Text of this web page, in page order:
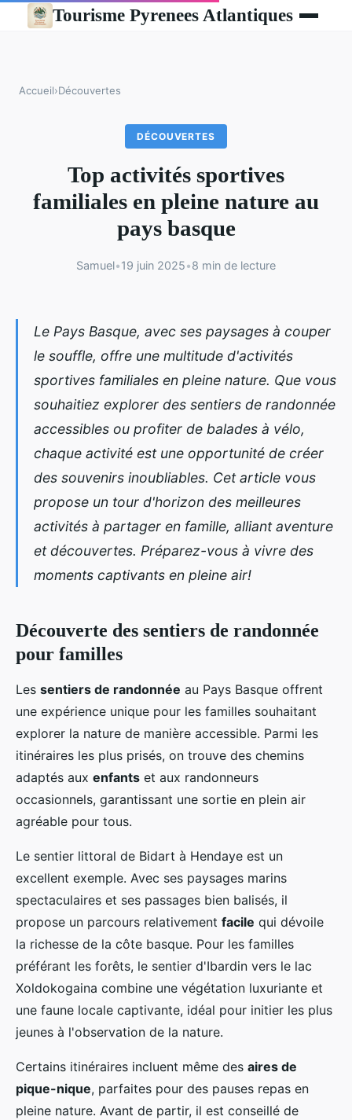
Tourisme Pyrenees Atlantiques
Accueil›Découvertes
DÉCOUVERTES
Top activités sportives
familiales en pleine nature au
pays basque
Samuel•19 juin 2025•8 min de lecture
Le Pays Basque, avec ses paysages à couper
le souffle, offre une multitude d'activités
sportives familiales en pleine nature. Que vous
souhaitiez explorer des sentiers de randonnée
accessibles ou profiter de balades à vélo,
chaque activité est une opportunité de créer
des souvenirs inoubliables. Cet article vous
propose un tour d'horizon des meilleures
activités à partager en famille, alliant aventure
et découvertes. Préparez-vous à vivre des
moments captivants en pleine air!
Découverte des sentiers de randonnée
pour familles
Les sentiers de randonnée au Pays Basque offrent
une expérience unique pour les familles souhaitant
explorer la nature de manière accessible. Parmi les
itinéraires les plus prisés, on trouve des chemins
adaptés aux enfants et aux randonneurs
occasionnels, garantissant une sortie en plein air
agréable pour tous.
Le sentier littoral de Bidart à Hendaye est un
excellent exemple. Avec ses paysages marins
spectaculaires et ses passages bien balisés, il
propose un parcours relativement facile qui dévoile
la richesse de la côte basque. Pour les familles
préférant les forêts, le sentier d'Ibardin vers le lac
Xoldokogaina combine une végétation luxuriante et
une faune locale captivante, idéal pour initier les plus
jeunes à l'observation de la nature.
Certains itinéraires incluent même des aires de
pique-nique, parfaites pour des pauses repas en
pleine nature. Avant de partir, il est conseillé de